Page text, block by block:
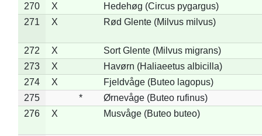
270 X
Hedehøg (Circus pygargus)
271
X Rød Glente (Milvus milvus)
272 X
Sort Glente (Milvus migrans)
273
X
Havørn (Haliaeetus albicilla)
274
X
Fjeldvåge (Buteo lagopus)
275
*
Ørnevåge (Buteo rufinus)
276
X Musvåge (Buteo buteo)